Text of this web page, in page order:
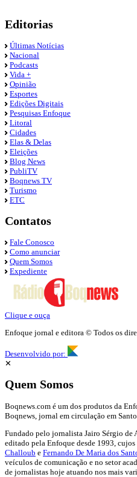
Editorias
Últimas Notícias
Nacional
Podcasts
Vida +
Opinião
Esportes
Edições Digitais
Pesquisas Enfoque
Litoral
Cidades
Elas & Delas
Eleições
Blog News
PubliTV
Boqnews TV
Turismo
ETC
Contatos
Fale Conosco
Como anunciar
Quem Somos
Expediente
Clique e ouça
Enfoque jornal e editora © Todos os
Desenvolvido por:
✕
Quem Somos
Boqnews.com é um dos produtos da
Boqnews, jornal em circulação em
Fundado pelo jornalista Jairo Sérgio de
editado pela Enfoque desde 1993,
Challoub e Fernando De Maria dos
veículos de comunicação e no setor
de jornalistas hoje atuando nos mais